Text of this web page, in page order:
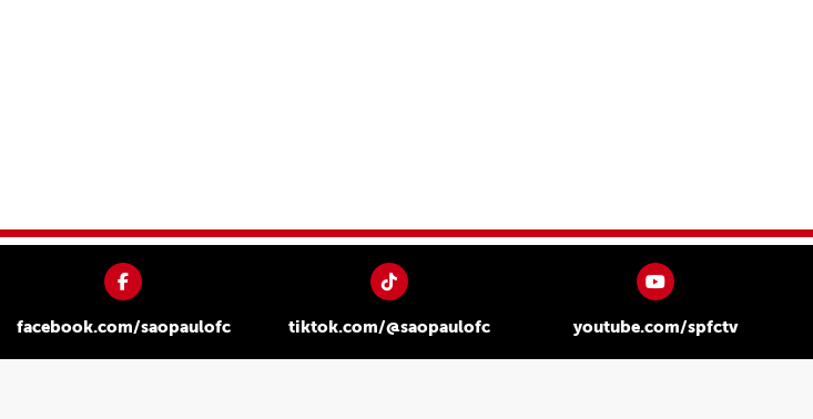
facebook.com/saopaulofc tiktok.com/@saopaulofc youtube.com/spfctv